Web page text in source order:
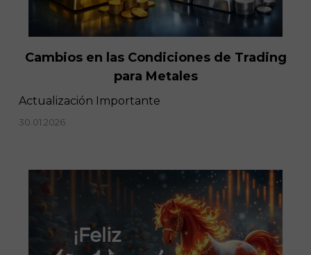
Cambios en las Condiciones de Trading
para Metales
Actualización Importante
30.01.2026